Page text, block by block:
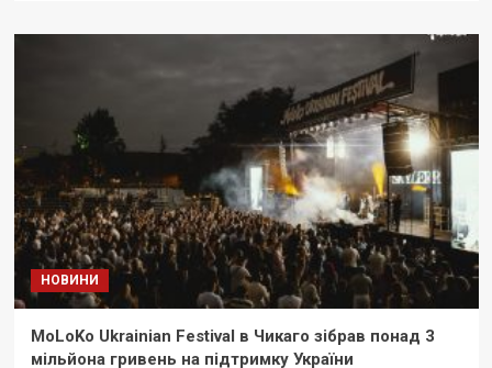
НОВИНИ
MoLoKo Ukrainian Festival в Чикаго зібрав понад 3
мільйона гривень на підтримку України